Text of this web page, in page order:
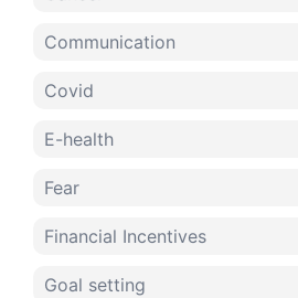
Communication
Covid
E-health
Fear
Financial Incentives
Goal setting